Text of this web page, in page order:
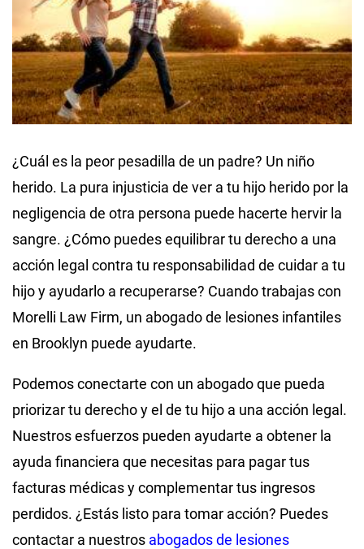
¿Cuál es la peor pesadilla de un padre? Un niño
herido. La pura injusticia de ver a tu hijo herido por la
negligencia de otra persona puede hacerte hervir la
sangre. ¿Cómo puedes equilibrar tu derecho a una
acción legal contra tu responsabilidad de cuidar a tu
hijo y ayudarlo a recuperarse? Cuando trabajas con
Morelli Law Firm, un abogado de lesiones infantiles
en Brooklyn puede ayudarte.
Podemos conectarte con un abogado que pueda
priorizar tu derecho y el de tu hijo a una acción legal.
Nuestros esfuerzos pueden ayudarte a obtener la
ayuda financiera que necesitas para pagar tus
facturas médicas y complementar tus ingresos
perdidos. ¿Estás listo para tomar acción? Puedes
contactar a nuestros abogados de lesiones